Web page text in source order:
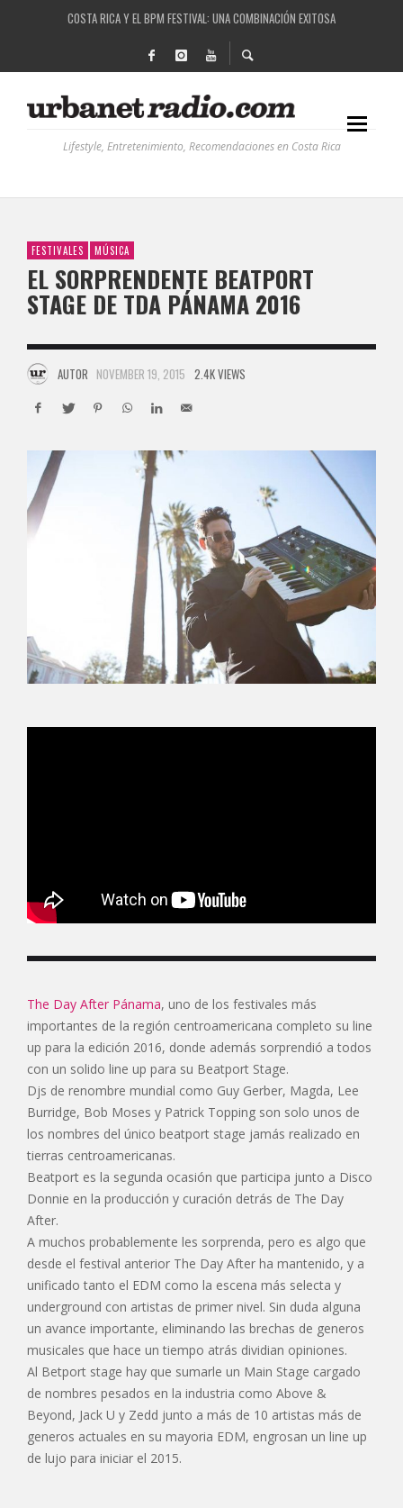
RUTAS NATURBANAS: EL PROYECTO QUE ESTÁ TRANSFORMANDO LA CALIDAD DE
LA HISTORIA DETRÁS DE LA MÚSICA ELECTRÓNICA: BBC RADIOPHONIC WORKSHOP
RECORDANDO LA EXPERIENCIA BPM: UN REVIEW DE LA PRIMERA EDICIÓN QUE
Lifestyle, Entretenimiento, Recomendaciones en Costa Rica
FESTIVALES MÚSICA
EL SORPRENDENTE BEATPORT
STAGE DE TDA PÁNAMA 2016
AUTOR NOVEMBER 19, 2015 2.4K VIEWS
The Day After Pánama, uno de los festivales más
importantes de la región centroamericana completo su line
up para la edición 2016, donde además sorprendió a todos
con un solido line up para su Beatport Stage.
Djs de renombre mundial como Guy Gerber, Magda, Lee
Burridge, Bob Moses y Patrick Topping son solo unos de
los nombres del único beatport stage jamás realizado en
tierras centroamericanas.
Beatport es la segunda ocasión que participa junto a Disco
Donnie en la producción y curación detrás de The Day
After.
A muchos probablemente les sorprenda, pero es algo que
desde el festival anterior The Day After ha mantenido, y a
unificado tanto el EDM como la escena más selecta y
underground con artistas de primer nivel. Sin duda alguna
un avance importante, eliminando las brechas de generos
musicales que hace un tiempo atrás dividian opiniones.
Al Betport stage hay que sumarle un Main Stage cargado
de nombres pesados en la industria como Above &
Beyond, Jack U y Zedd junto a más de 10 artistas más de
generos actuales en su mayoria EDM, engrosan un line up
de lujo para iniciar el 2015.